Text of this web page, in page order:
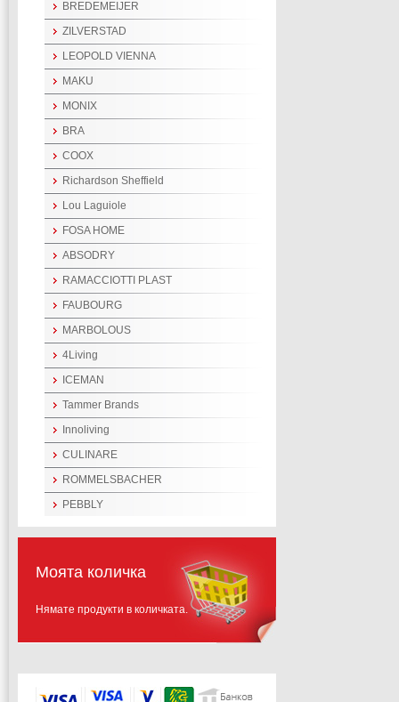
BREDEMEIJER
ZILVERSTAD
LEOPOLD VIENNA
MAKU
MONIX
BRA
COOX
Richardson Sheffield
Lou Laguiole
FOSA HOME
ABSODRY
RAMACCIOTTI PLAST
FAUBOURG
MARBOLOUS
4Living
ICEMAN
Tammer Brands
Innoliving
CULINARE
ROMMELSBACHER
PEBBLY
Моята количка
Нямате продукти в количката.